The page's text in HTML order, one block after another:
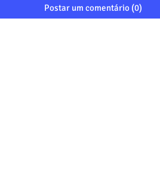
Postar um comentário (0)